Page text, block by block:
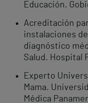
Educación.
Acreditación
instalaciones
diagnóstico
Salud. Hospital
Experto
Mama.
Médica